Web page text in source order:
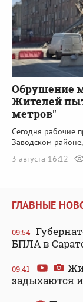
Обрушение
Жителей
метров"
Сегодня рабочие
Заводском
3 августа 16:12
ГЛАВНЫЕ
09:54
БПЛА в
09:41
задыхаются